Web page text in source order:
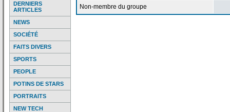
DERNIERS
ARTICLES
NEWS
SOCIÉTÉ
FAITS DIVERS
SPORTS
PEOPLE
POTINS DE STARS
PORTRAITS
NEW TECH
Non-membre du groupe